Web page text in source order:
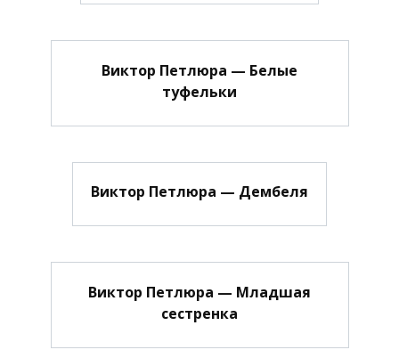
Виктор Петлюра — Белые
туфельки
Виктор Петлюра — Дембеля
Виктор Петлюра — Младшая
сестренка